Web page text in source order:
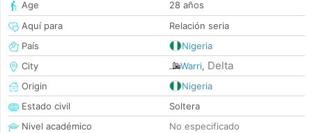
Age
28 años
Aquí para
Relación seria
País
Nigeria
City
Warri, Delta
Origin
Nigeria
Estado civil
Soltera
Nivel académico
No especificado